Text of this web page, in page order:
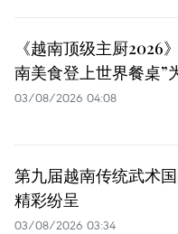
《越南顶级主厨2026
南美食登上世界餐桌”
03/08/2026 04:08
第九届越南传统武术
精彩纷呈
03/08/2026 03:34